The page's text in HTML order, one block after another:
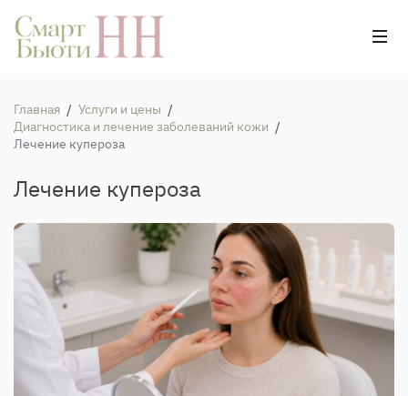
Главная / Услуги и цены /
Диагностика и лечение заболеваний кожи /
Лечение купероза
Лечение купероза